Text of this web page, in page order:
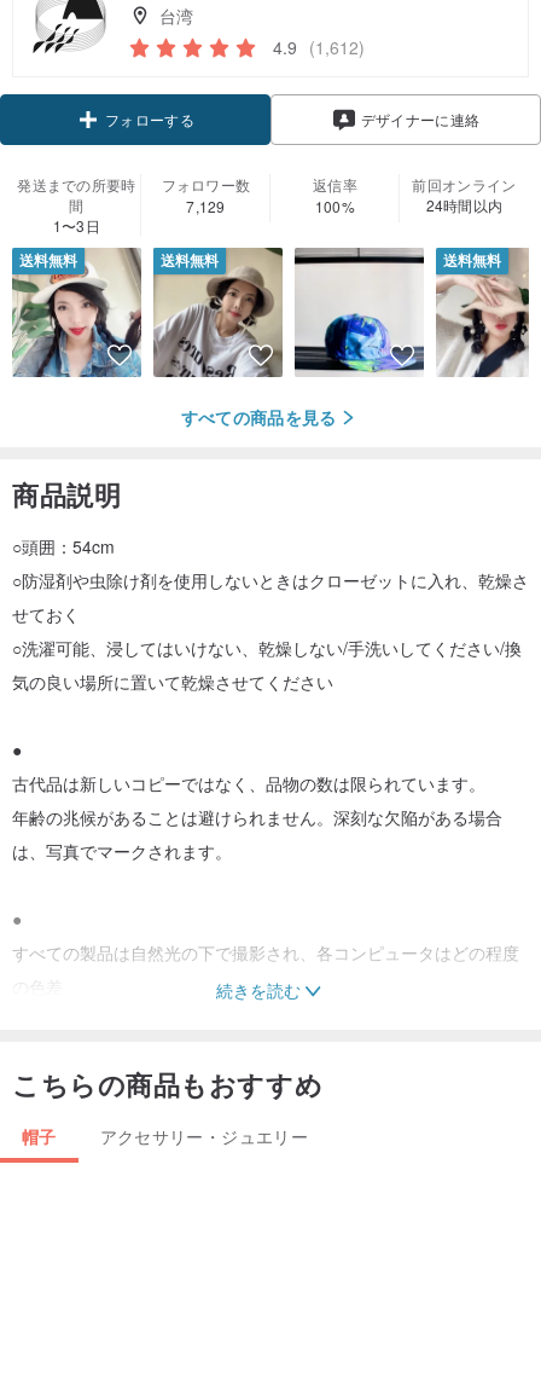
台湾
4.9 (1,612)
フォローする デザイナーに連絡
発送までの所要時
間
1〜3日
フォロワー数
7,129
返信率
100%
前回オンライン
24時間以内
送料無料 送料無料 送料無料
すべての商品を見る
商品説明
○頭囲：54cm
○防湿剤や虫除け剤を使用しないときはクローゼットに入れ、乾燥さ
せておく
○洗濯可能、浸してはいけない、乾燥しない/手洗いしてください/換
気の良い場所に置いて乾燥させてください
●
古代品は新しいコピーではなく、品物の数は限られています。
年齢の兆候があることは避けられません。深刻な欠陥がある場合
は、写真でマークされます。
●
すべての製品は自然光の下で撮影され、各コンピュータはどの程度
の色差
購入前の質問は質問を歓迎し、販売は返品を受け付けません。
続きを読む
こちらの商品もおすすめ
帽子 アクセサリー・ジュエリー